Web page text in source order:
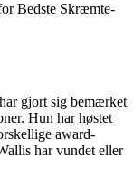
Bedste Skræmte-
gjort sig bemærket
Hun har høstet
award-
har vundet eller